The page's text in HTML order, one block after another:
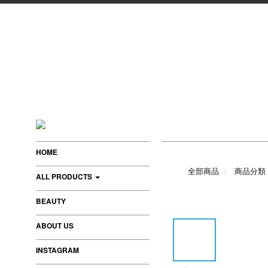
HOME
ALL PRODUCTS
BEAUTY
ABOUT US
INSTAGRAM
全部商品 商品分類